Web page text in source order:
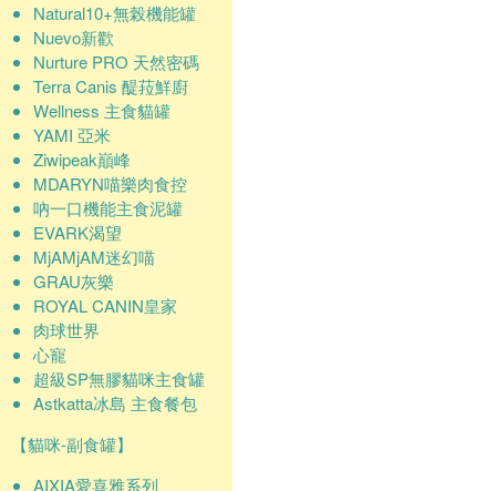
Natural10+無榖機能罐
Nuevo新歡
Nurture PRO 天然密碼
Terra Canis 醍菈鮮廚
Wellness 主食貓罐
YAMI 亞米
Ziwipeak巔峰
MDARYN喵樂肉食控
吶一口機能主食泥罐
EVARK渴望
MjAMjAM迷幻喵
GRAU灰樂
ROYAL CANIN皇家
肉球世界
心寵
超級SP無膠貓咪主食罐
Astkatta冰島 主食餐包
【貓咪-副食罐】
AIXIA愛喜雅系列